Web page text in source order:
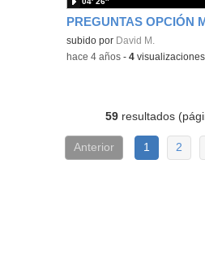
Contenido educativo.
subido por David M.
-hace 4 años -4 visualizaciones
59 resultados
Anterior 1 2